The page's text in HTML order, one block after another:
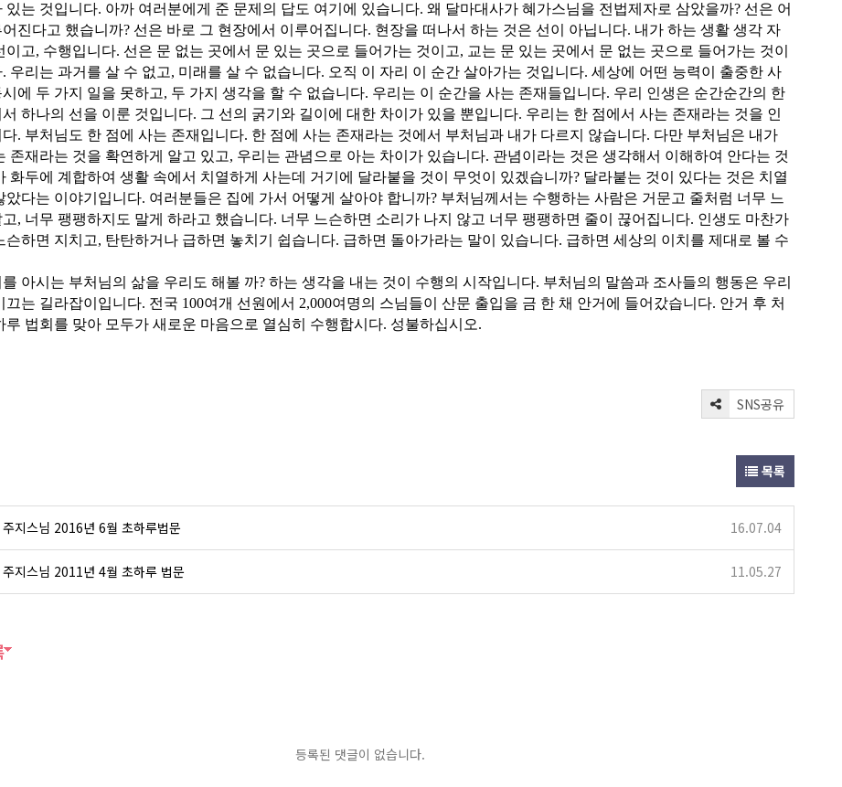
있는 것입니다. 아까 여러분에게 준 문제의 답도 여기에 있습니다. 왜 달마대사가 혜가스님을 전법제자로 삼았을까? 선은 어
진다고 했습니까? 선은 바로 그 현장에서 이루어집니다. 현장을 떠나서 하는 것은 선이 아닙니다. 내가 하는 생활 생각 자
이고, 수행입니다. 선은 문 없는 곳에서 문 있는 곳으로 들어가는 것이고, 교는 문 있는 곳에서 문 없는 곳으로 들어가는 것이
우리는 과거를 살 수 없고, 미래를 살 수 없습니다. 오직 이 자리 이 순간 살아가는 것입니다. 세상에 어떤 능력이 출중한 사
에 두 가지 일을 못하고, 두 가지 생각을 할 수 없습니다. 우리는 이 순간을 사는 존재들입니다. 우리 인생은 순간순간의 한
하나의 선을 이룬 것입니다. 그 선의 굵기와 길이에 대한 차이가 있을 뿐입니다. 우리는 한 점에서 사는 존재라는 것을 인
. 부처님도 한 점에 사는 존재입니다. 한 점에 사는 존재라는 것에서 부처님과 내가 다르지 않습니다. 다만 부처님은 내가
존재라는 것을 확연하게 알고 있고, 우리는 관념으로 아는 차이가 있습니다. 관념이라는 것은 생각해서 이해하여 안다는 것
화두에 계합하여 생활 속에서 치열하게 사는데 거기에 달라붙을 것이 무엇이 있겠습니까? 달라붙는 것이 있다는 것은 치열
았다는 이야기입니다. 여러분들은 집에 가서 어떻게 살아야 합니까? 부처님께서는 수행하는 사람은 거문고 줄처럼 너무 느
, 너무 팽팽하지도 말게 하라고 했습니다. 너무 느슨하면 소리가 나지 않고 너무 팽팽하면 줄이 끊어집니다. 인생도 마찬가
슨하면 지치고, 탄탄하거나 급하면 놓치기 쉽습니다. 급하면 돌아가라는 말이 있습니다. 급하면 세상의 이치를 제대로 볼 수
아시는 부처님의 삶을 우리도 해볼 까? 하는 생각을 내는 것이 수행의 시작입니다. 부처님의 말씀과 조사들의 행동은 우리
끄는 길라잡이입니다. 전국 100여개 선원에서 2,000여명의 스님들이 산문 출입을 금 한 채 안거에 들어갔습니다. 안거 후 처
루 법회를 맞아 모두가 새로운 마음으로 열심히 수행합시다. 성불하십시오.
SNS공유
목록
주지스님 2016년 6월 초하루법문 16.07.04
주지스님 2011년 4월 초하루 법문 11.05.27
등록된 댓글이 없습니다.